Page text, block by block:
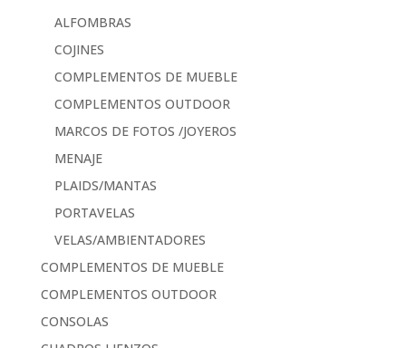
ALFOMBRAS
COJINES
COMPLEMENTOS DE MUEBLE
COMPLEMENTOS OUTDOOR
MARCOS DE FOTOS /JOYEROS
MENAJE
PLAIDS/MANTAS
PORTAVELAS
VELAS/AMBIENTADORES
COMPLEMENTOS DE MUEBLE
COMPLEMENTOS OUTDOOR
CONSOLAS